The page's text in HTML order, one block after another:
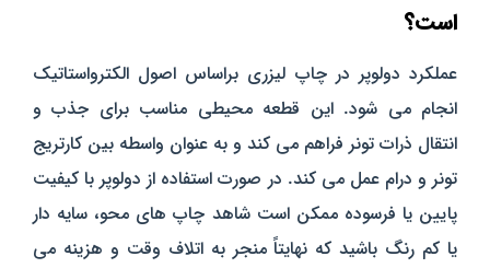
است؟
عملکرد دولوپر در چاپ لیزری براساس اصول الکترواستاتیک
انجام می‌ شود. این قطعه محیطی مناسب برای جذب و
انتقال ذرات تونر فراهم می‌ کند و به‌ عنوان واسطه بین کارتریج
تونر و درام عمل می‌ کند. در صورت استفاده از دولوپر با کیفیت
پایین یا فرسوده ممکن است شاهد چاپ‌ های محو، سایه‌ دار
یا کم‌ رنگ باشید که نهایتاً منجر به اتلاف وقت و هزینه می‌